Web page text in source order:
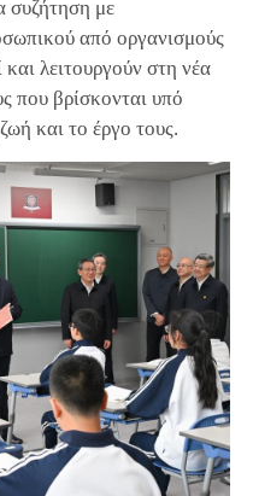
συζήτηση με
από οργανισμούς
λειτουργούν στη νέα
που βρίσκονται υπό
και το έργο τους.